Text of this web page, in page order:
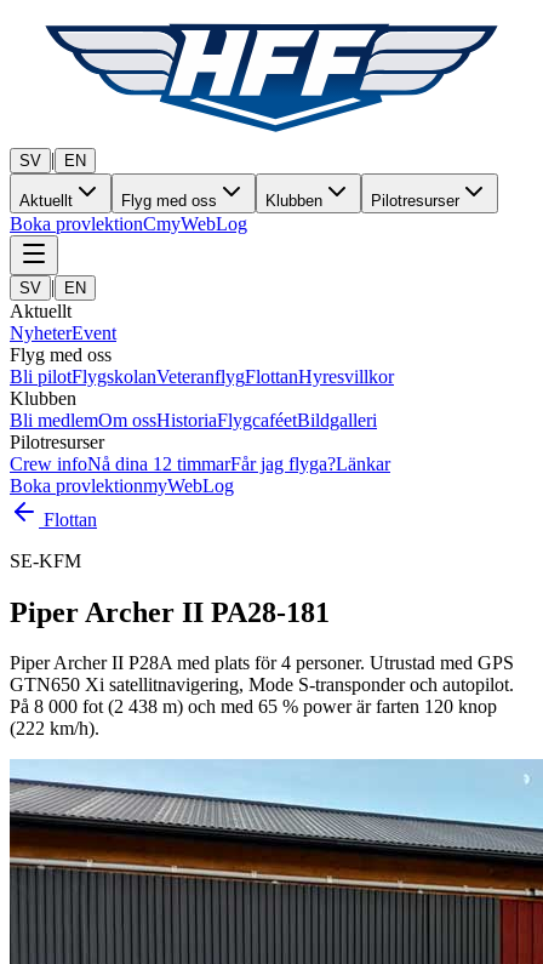
SV | EN
Aktuellt Flyg med oss Klubben Pilotresurser
Boka provlektionCmyWebLog
SV | EN
Aktuellt
NyheterEvent
Flyg med oss
Bli pilotFlygskolanVeteranflygFlottanHyresvillkor
Klubben
Bli medlemOm ossHistoriaFlygcaféetBildgalleri
Pilotresurser
Crew infoNå dina 12 timmarFår jag flyga?Länkar
Boka provlektionmyWebLog
Flottan
SE-KFM
Piper Archer II PA28-181
Piper Archer II P28A med plats för 4 personer. Utrustad med GPS
GTN650 Xi satellitnavigering, Mode S-transponder och autopilot.
På 8 000 fot (2 438 m) och med 65 % power är farten 120 knop
(222 km/h).